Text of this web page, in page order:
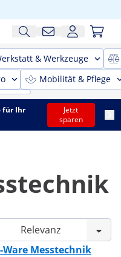
& Werkzeuge
Mobilität & Pflege
für Ihr
Jetzt
sparen
Ware Messtechnik